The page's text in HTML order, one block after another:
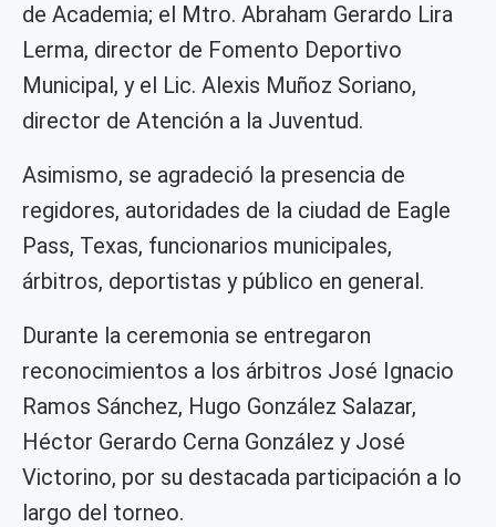
de Academia; el Mtro. Abraham Gerardo Lira
Lerma, director de Fomento Deportivo
Municipal, y el Lic. Alexis Muñoz Soriano,
director de Atención a la Juventud.
Asimismo, se agradeció la presencia de
regidores, autoridades de la ciudad de Eagle
Pass, Texas, funcionarios municipales,
árbitros, deportistas y público en general.
Durante la ceremonia se entregaron
reconocimientos a los árbitros José Ignacio
Ramos Sánchez, Hugo González Salazar,
Héctor Gerardo Cerna González y José
Victorino, por su destacada participación a lo
largo del torneo.